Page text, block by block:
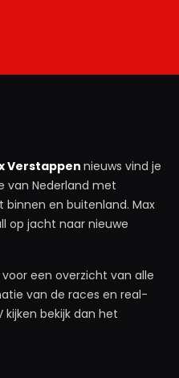
Verstappennieuws vind je
van Nederland met
binnen en buitenland. Max
op jacht naar nieuwe
voor een overzicht van alle
van de races en real-
kijken bekijk dan het